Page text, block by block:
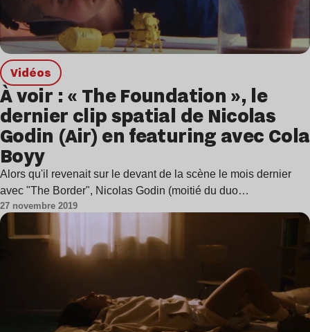
Vidéos
À voir : « The Foundation », le
dernier clip spatial de Nicolas
Godin (Air) en featuring avec Cola
Boyy
Alors qu'il revenait sur le devant de la scène le mois dernier
avec "The Border", Nicolas Godin (moitié du duo…
27 novembre 2019